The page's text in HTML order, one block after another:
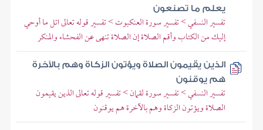
يعلم ما تصنعون
تفسير النسفي > تفسير سورة العنكبوت > تفسير قوله تعالى اتل ما أوحي
إليك من الكتاب وأقم الصلاة إن الصلاة تنهى عن الفحشاء والمنكر
الذين يقيمون الصلاة ويؤتون الزكاة وهم بالآخرة
هم يوقنون
تفسير النسفي > تفسير سورة لقمان > تفسير قوله تعالى الذين يقيمون
الصلاة ويؤتون الزكاة وهم بالآخرة هم يوقنون